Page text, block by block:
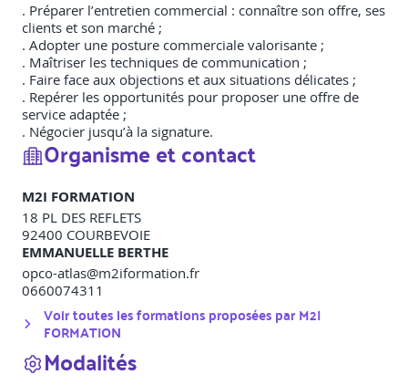
. Préparer l’entretien commercial : connaître son offre, ses
clients et son marché ;
. Adopter une posture commerciale valorisante ;
. Maîtriser les techniques de communication ;
. Faire face aux objections et aux situations délicates ;
. Repérer les opportunités pour proposer une offre de
service adaptée ;
. Négocier jusqu’à la signature.
Organisme et contact
M2I FORMATION
18 PL DES REFLETS
92400 COURBEVOIE
EMMANUELLE BERTHE
opco-atlas@m2iformation.fr
0660074311
Voir toutes les formations proposées parM2I
FORMATION
Modalités